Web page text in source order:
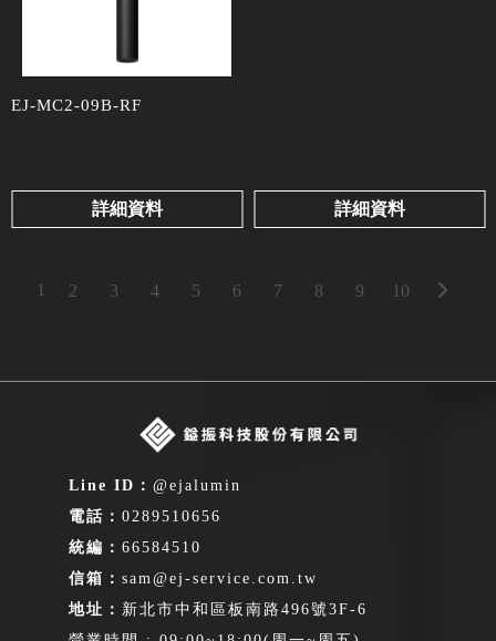
EJ-MC2-09B-RF
詳細資料 詳細資料
1 2 3 4 5 6 7 8 9 10
@ejalumin
0289510656
66584510
sam@ej-service.com.tw
新北市中和區板南路496號3F-6